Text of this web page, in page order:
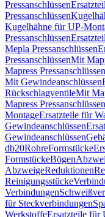
Pressanschlüssen
Pressanschlüssen
Kugelhähne für UP-
Pressanschlüssen
Mepla Pressanschlüssen
PressanschlüssenMit
Mapress Pressanschlüssen
Mit Gewindeanschlüssen
RückschlagventileMit
Mapress Pressanschlüssen
MontageErsatzteile für
Gewindeanschlüssen
Gewindeanschlüssen
db20RohreFormstücke
FormstückeBögen
AbzweigeReduktionen
Reinigungsstücke
Verbindungen
für Steckverbindungen
WerkstoffeErsatzteile für